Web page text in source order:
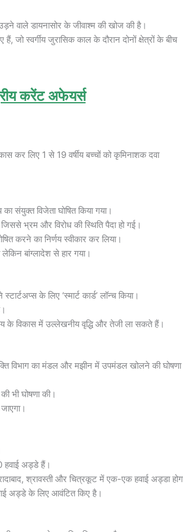
वाले डायनासोर के जीवाश्म की खोज की है।
जो स्वर्गीय जुरासिक काल के दौरान दोनों क्षेत्रों के बीच
करेंट अफेयर्स
कर लिए 1 से 19 वर्षीय बच्चों को कृमिनाशक दवा
संयुक्त विजेता घोषित किया गया।
भ्रम और विरोध की स्थिति पैदा हो गई।
करने का निर्णय स्वीकार कर लिया।
बांग्लादेश से हार गया।
के लिए ‘स्मार्ट कार्ड’ लॉन्च किया।
के विकास में उल्लेखनीय वृद्धि और तेजी ला सकते हैं।
विभाग का मंडल और मझीन में उपमंडल खोलने की घोषणा
भी घोषणा की।
अड्डे हैं।
श्रावस्ती और चित्रकूट में एक-एक हवाई अड्डा
अड्डे के लिए आवंटित किए है।